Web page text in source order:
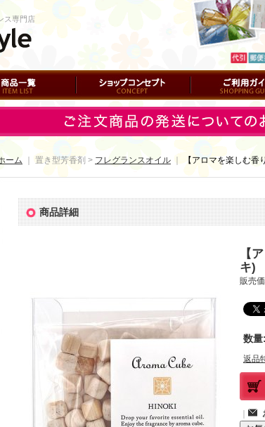
ショップコンセプト ご利用ガイド
ス専門店
ーム ｜ 置き型芳香剤 > フレグランスオイル 【アロマを楽しむ
商品詳細
【
キ)
販売
数量:
返品